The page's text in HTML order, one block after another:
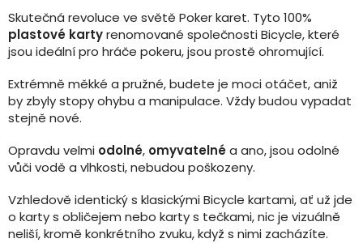
Skutečná revoluce ve světě Poker karet. Tyto 100%
plastové kartyrenomované společnosti Bicycle, které
jsou ideální pro hráče pokeru, jsou prostě ohromující.
Extrémně měkké a pružné, budete je moci otáčet, aniž
by zbyly stopy ohybu a manipulace. Vždy budou vypadat
stejně nové.
Opravdu velmi odolné, omyvatelnéa ano, jsou odolné
vůči vodě a vlhkosti, nebudou poškozeny.
Vzhledově identický s klasickými Bicycle kartami, ať už jde
o karty s obličejem nebo karty s tečkami, nic je vizuálně
neliší, kromě konkrétního zvuku, když s nimi zacházíte.